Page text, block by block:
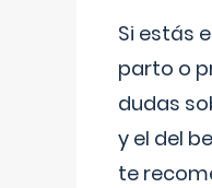
Si estás
parto o
dudas
y el del
te